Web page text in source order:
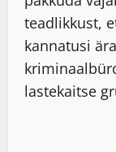
teadlikkust,
kannatusi
lastekaitse